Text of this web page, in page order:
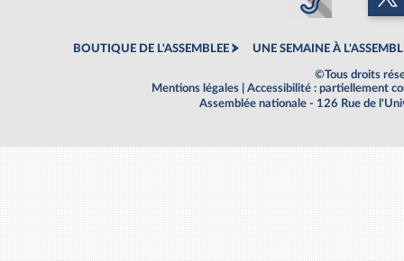
BOUTIQUE DE L'ASSEMBLEE UNE SEMAINE À
©Tous droits
Mentions légales
Accessibilité : partiellement
Assemblée nationale - 126 Rue de